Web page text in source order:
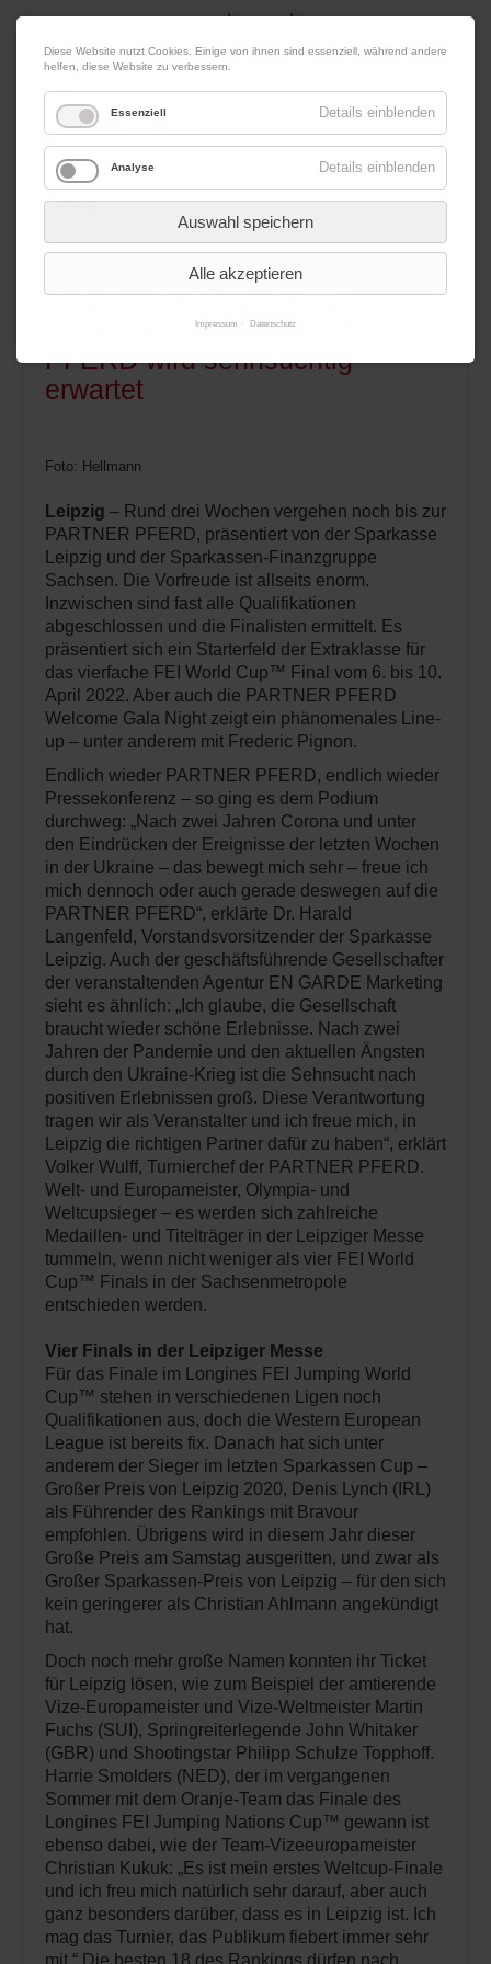
09. August 2026 Impressum|Kontakt|Datenschutz
Werbung
Menü
von Redaktion
Beste Besetzung, riesige
Vorfreude – die PARTNER
PFERD wird sehnsüchtig
erwartet
Foto: Hellmann
Leipzig – Rund drei Wochen vergehen noch bis zur
PARTNER PFERD, präsentiert von der Sparkasse
Leipzig und der Sparkassen-Finanzgruppe
Sachsen. Die Vorfreude ist allseits enorm.
Inzwischen sind fast alle Qualifikationen
abgeschlossen und die Finalisten ermittelt. Es
präsentiert sich ein Starterfeld der Extraklasse für
das vierfache FEI World Cup™ Final vom 6. bis 10.
April 2022. Aber auch die PARTNER PFERD
Welcome Gala Night zeigt ein phänomenales Line-
up – unter anderem mit Frederic Pignon.
Endlich wieder PARTNER PFERD, endlich wieder
Pressekonferenz – so ging es dem Podium
durchweg: „Nach zwei Jahren Corona und unter
den Eindrücken der Ereignisse der letzten Wochen
in der Ukraine – das bewegt mich sehr – freue ich
mich dennoch oder auch gerade deswegen auf die
PARTNER PFERD“, erklärte Dr. Harald
Langenfeld, Vorstandsvorsitzender der Sparkasse
Leipzig. Auch der geschäftsführende Gesellschafter
der veranstaltenden Agentur EN GARDE Marketing
sieht es ähnlich: „Ich glaube, die Gesellschaft
braucht wieder schöne Erlebnisse. Nach zwei
Jahren der Pandemie und den aktuellen Ängsten
durch den Ukraine-Krieg ist die Sehnsucht nach
positiven Erlebnissen groß. Diese Verantwortung
tragen wir als Veranstalter und ich freue mich, in
Leipzig die richtigen Partner dafür zu haben“, erklärt
Volker Wulff, Turnierchef der PARTNER PFERD.
Welt- und Europameister, Olympia- und
Weltcupsieger – es werden sich zahlreiche
Medaillen- und Titelträger in der Leipziger Messe
tummeln, wenn nicht weniger als vier FEI World
Cup™ Finals in der Sachsenmetropole
entschieden werden.
Vier Finals in der Leipziger Messe
Für das Finale im Longines FEI Jumping World
Cup™ stehen in verschiedenen Ligen noch
Qualifikationen aus, doch die Western European
League ist bereits fix. Danach hat sich unter
anderem der Sieger im letzten Sparkassen Cup –
Großer Preis von Leipzig 2020, Denis Lynch (IRL)
als Führender des Rankings mit Bravour
empfohlen. Übrigens wird in diesem Jahr dieser
Große Preis am Samstag ausgeritten, und zwar als
Großer Sparkassen-Preis von Leipzig – für den sich
kein geringerer als Christian Ahlmann angekündigt
hat.
Doch noch mehr große Namen konnten ihr Ticket
für Leipzig lösen, wie zum Beispiel der amtierende
Vize-Europameister und Vize-Weltmeister Martin
Fuchs (SUI), Springreiterlegende John Whitaker
(GBR) und Shootingstar Philipp Schulze Topphoff.
Harrie Smolders (NED), der im vergangenen
Sommer mit dem Oranje-Team das Finale des
Longines FEI Jumping Nations Cup™ gewann ist
ebenso dabei, wie der Team-Vizeeuropameister
Christian Kukuk: „Es ist mein erstes Weltcup-Finale
und ich freu mich natürlich sehr darauf, aber auch
ganz besonders darüber, dass es in Leipzig ist. Ich
mag das Turnier, das Publikum fiebert immer sehr
Diese Website nutzt Cookies. Einige von ihnen sind essenziell, während andere
helfen, diese Website zu verbessern.
Essenziell Details einblenden
Analyse Details einblenden
Auswahl speichern
Alle akzeptieren
Impressum Datenschutz